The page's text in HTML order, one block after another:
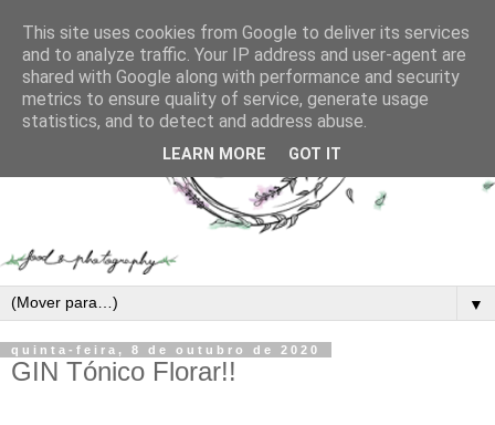
▼
quinta-feira, 8 de outubro de 2020
GIN Tónico Florar!!
This site uses cookies from Google to deliver its services
and to analyze traffic. Your IP address and user-agent are
shared with Google along with performance and security
metrics to ensure quality of service, generate usage
statistics, and to detect and address abuse.
LEARN MORE GOT IT